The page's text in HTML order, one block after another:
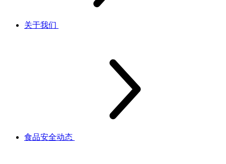
关于我们
食品安全动态